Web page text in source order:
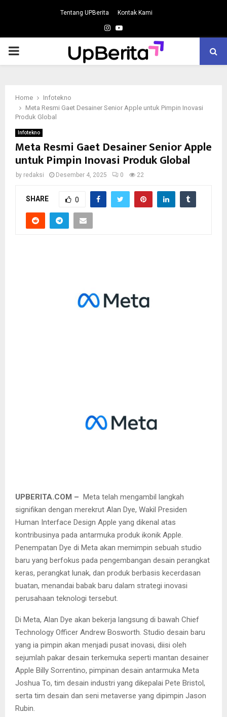
Tentang UPBerita Kontak Kami
Instagram
Youtube
PRIMARY
Home
Infotekno
Meta Resmi Gaet Desainer Senior Apple untuk Pimpin Inovasi
Produk Global
Infotekno
Meta Resmi Gaet Desainer Senior Apple
untuk Pimpin Inovasi Produk Global
by redaksi Desember 4, 2025 0 22
SHARE 0
UPBERITA.COM – Meta telah mengambil langkah
signifikan dengan merekrut Alan Dye, Wakil Presiden
Human Interface Design Apple yang dikenal atas
kontribusinya pada antarmuka produk ikonik Apple.
Penempatan Dye di Meta akan memimpin sebuah studio
baru yang berfokus pada pengembangan desain perangkat
keras, perangkat lunak, dan produk berbasis kecerdasan
buatan, menandai babak baru dalam strategi inovasi
perusahaan teknologi tersebut.
Di Meta, Alan Dye akan bekerja langsung di bawah Chief
Technology Officer Andrew Bosworth. Studio desain baru
yang ia pimpin akan menjadi pusat inovasi, diisi oleh
sejumlah pakar desain terkemuka seperti mantan desainer
Apple Billy Sorrentino, pimpinan desain antarmuka Meta
Joshua To, tim desain industri yang dikepalai Pete Bristol,
serta tim desain dan seni metaverse yang dipimpin Jason
Rubin.